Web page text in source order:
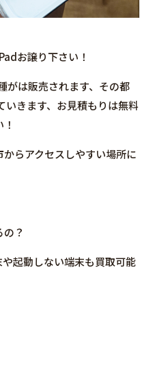
お譲り下さい！
がは販売されます、その都
きます、お見積もりは無料
らアクセスしやすい場所に
？
起動しない端末も買取可能